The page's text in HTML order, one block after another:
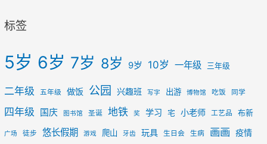
标签
5岁 6岁 7岁 8岁 9岁 10岁 一年级 三年级
二年级 五年级 做饭 公园 兴趣班 写字 出游 博物馆 吃饭 同学
四年级 国庆 图书馆 圣诞 地铁 奖 学习 宅 小老师 工艺品 布新
广场 徒步 悠长假期 游戏 爬山 牙齿 玩具 生日会 生病 画画 疫情